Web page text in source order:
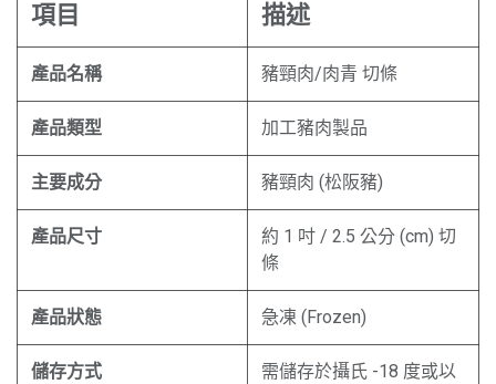
項目 描述
產品名稱 豬頸肉/肉青 切條
產品類型 加工豬肉製品
主要成分 豬頸肉 (松阪豬)
產品尺寸
約 1 吋 / 2.5 公分 (cm) 切
條
產品狀態 急凍 (Frozen)
儲存方式
需儲存於攝氏 -18 度或以